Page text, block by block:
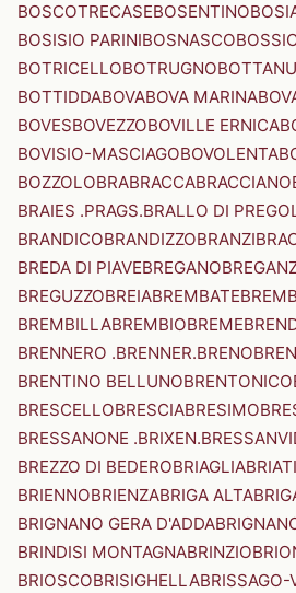
BOSCOTRECASEBOSENTINO
BOSISIO PARINIBOSNASCO
BOTRICELLOBOTRUGNO
BOTTIDDABOVABOVA MARINA
BOVESBOVEZZOBOVILLE ERNICA
BOVISIO-MASCIAGOBOVOLENTA
BOZZOLOBRABRACCABRACCIANO
BRAIES .PRAGS.BRALLO DI
BRANDICOBRANDIZZOBRANZI
BREDA DI PIAVEBREGANO
BREGUZZOBREIABREMBATE
BREMBILLABREMBIOBREME
BRENNERO .BRENNER.BRENO
BRENTINO BELLUNOBRENTONICO
BRESCELLOBRESCIABRESIMO
BRESSANONE .BRIXEN.
BREZZO DI BEDEROBRIAGLIA
BRIENNOBRIENZABRIGA ALTA
BRIGNANO GERA D'ADDA
BRINDISI MONTAGNABRINZIO
BRIOSCOBRISIGHELLABRISSAGO-